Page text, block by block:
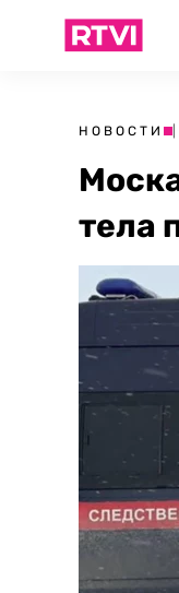
НОВОСТИ
тела